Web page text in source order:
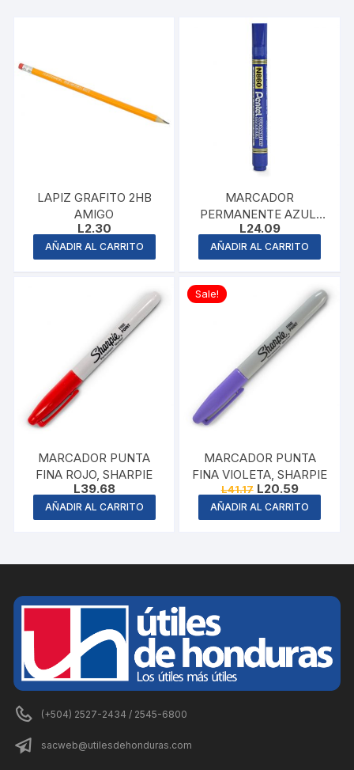
LAPIZ GRAFITO 2HB
AMIGO
L2.30
AÑADIR AL CARRITO
MARCADOR
PERMANENTE AZUL,
PENTEL
L24.09
AÑADIR AL CARRITO
MARCADOR PUNTA
FINA ROJO, SHARPIE
L39.68
AÑADIR AL CARRITO
Sale!
MARCADOR PUNTA
FINA VIOLETA, SHARPIE
L41.17 Original
price
was:
L41.17.
L20.59Current
price
is:
L20.59.
AÑADIR AL CARRITO
(+504) 2527-2434 / 2545-6800
sacweb@utilesdehonduras.com